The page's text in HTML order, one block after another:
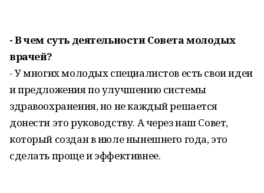
- В чем суть деятельности Совета молодых
врачей?
- У многих молодых специалистов есть свои идеи
и предложения по улучшению системы
здравоохранения, но не каждый решается
донести это руководству. А через наш Совет,
который создан в июле нынешнего года, это
сделать проще и эффективнее.